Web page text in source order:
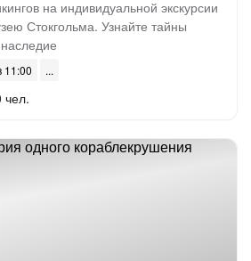
на индивидуальной экскурсии
Стокгольма. Узнайте тайны
11:00
чел.